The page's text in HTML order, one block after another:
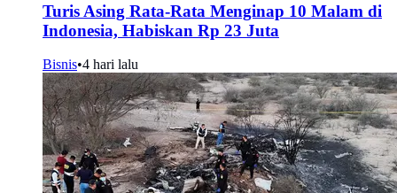
Turis Asing Rata-Rata Menginap 10 Malam di
Indonesia, Habiskan Rp 23 Juta
Bisnis•4 hari lalu